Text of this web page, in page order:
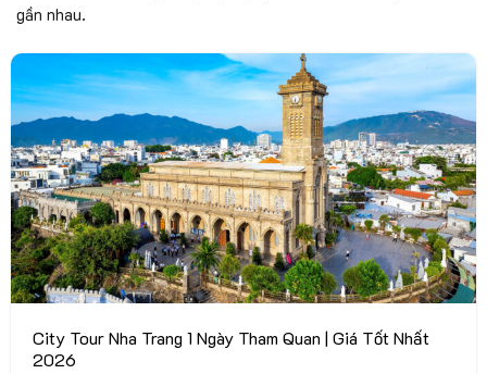
gần nhau.
City Tour Nha Trang 1 Ngày Tham Quan | Giá Tốt Nhất
2026